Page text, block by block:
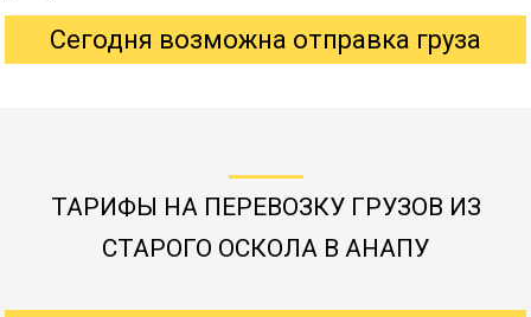
Сегодня возможна отправка груза
ТАРИФЫ НА ПЕРЕВОЗКУ ГРУЗОВ ИЗ
СТАРОГО ОСКОЛА В АНАПУ